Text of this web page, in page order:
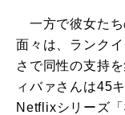
一方で彼女たち
面々は、ランク
さで同性の支持
ィバァさんは45
Netflixシリーズ